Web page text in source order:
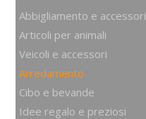
Abbigliamento e accessori
Articoli per animali
Veicoli e accessori
Arredamento
Cibo e bevande
Idee regalo e preziosi